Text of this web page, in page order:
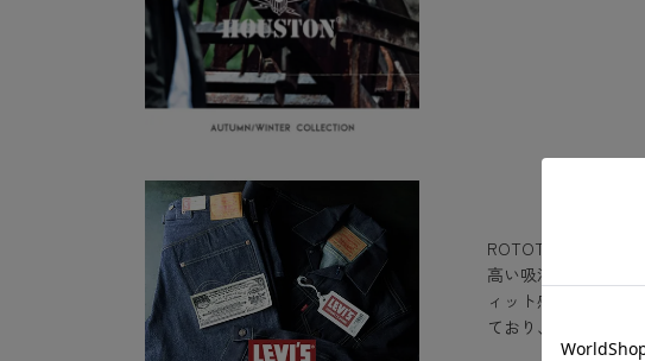
ROTOTOより、タ
高い吸湿性とサラッ
ィット感を両立し
ており、ずっと履